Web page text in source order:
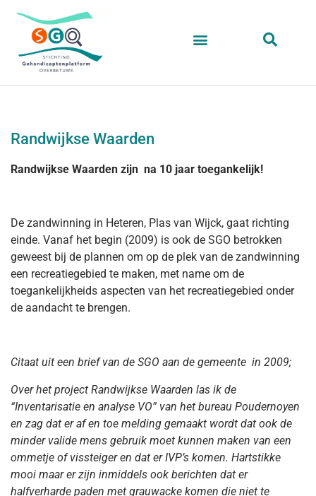
Randwijkse Waarden
Randwijkse Waarden zijn na 10 jaar toegankelijk!
De zandwinning in Heteren, Plas van Wijck, gaat richting
einde. Vanaf het begin (2009) is ook de SGO betrokken
geweest bij de plannen om op de plek van de zandwinning
een recreatiegebied te maken, met name om de
toegankelijkheids aspecten van het recreatiegebied onder
de aandacht te brengen.
Citaat uit een brief van de SGO aan de gemeente in 2009;
Over het project Randwijkse Waarden las ik de
“Inventarisatie en analyse VO” van het bureau Poudernoyen
en zag dat er af en toe melding gemaakt wordt dat ook de
minder valide mens gebruik moet kunnen maken van een
ommetje of vissteiger en dat er IVP’s komen. Hartstikke
mooi maar er zijn inmiddels ook berichten dat er
halfverharde paden met grauwacke komen die niet te